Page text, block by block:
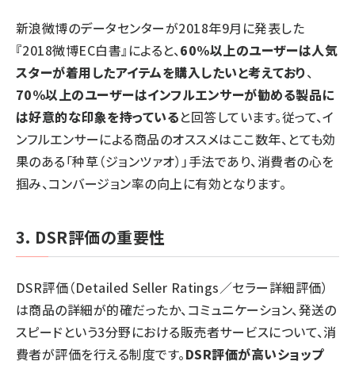
新浪微博のデータセンターが2018年9月に発表した
『2018微博EC白書』によると、60%以上のユーザーは人気
スターが着用したアイテムを購入したいと考えており、
70%以上のユーザーはインフルエンサーが勧める製品に
は好意的な印象を持っていると回答しています。従って、イ
ンフルエンサーによる商品のオススメはここ数年、とても効
果のある「种草（ジョンツァオ）」手法であり、消費者の心を
掴み、コンバージョン率の向上に有効となります。
3. DSR評価の重要性
DSR評価（Detailed Seller Ratings／セラー詳細評価）
は商品の詳細が的確だったか、コミュニケーション、発送の
スピードという3分野における販売者サービスについて、消
費者が評価を行える制度です。DSR評価が高いショップ